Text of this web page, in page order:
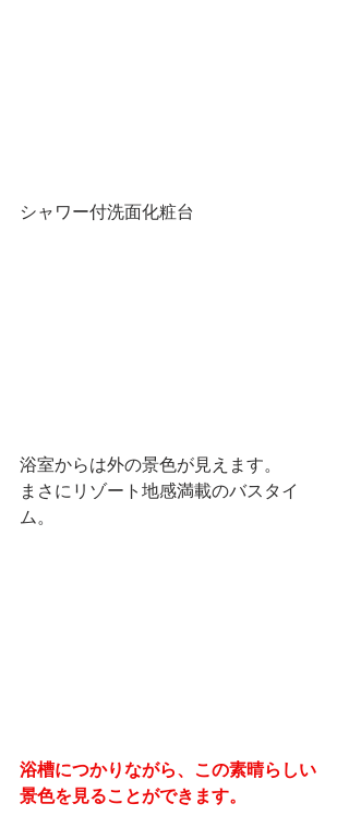
シャワー付洗面化粧台
浴室からは外の景色が見えます。
まさにリゾート地感満載のバスタイ
ム。
浴槽につかりながら、この素晴らしい
景色を見ることができます。